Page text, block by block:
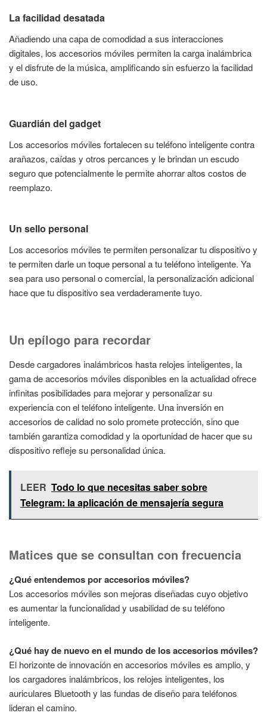
La facilidad desatada
Añadiendo una capa de comodidad a sus interacciones
digitales, los accesorios móviles permiten la carga inalámbrica
y el disfrute de la música, amplificando sin esfuerzo la facilidad
de uso.
Guardián del gadget
Los accesorios móviles fortalecen su teléfono inteligente contra
arañazos, caídas y otros percances y le brindan un escudo
seguro que potencialmente le permite ahorrar altos costos de
reemplazo.
Un sello personal
Los accesorios móviles te permiten personalizar tu dispositivo y
te permiten darle un toque personal a tu teléfono inteligente. Ya
sea para uso personal o comercial, la personalización adicional
hace que tu dispositivo sea verdaderamente tuyo.
Un epílogo para recordar
Desde cargadores inalámbricos hasta relojes inteligentes, la
gama de accesorios móviles disponibles en la actualidad ofrece
infinitas posibilidades para mejorar y personalizar su
experiencia con el teléfono inteligente. Una inversión en
accesorios de calidad no solo promete protección, sino que
también garantiza comodidad y la oportunidad de hacer que su
dispositivo refleje su personalidad única.
LEER Todo lo que necesitas saber sobre
Telegram: la aplicación de mensajería segura
Matices que se consultan con frecuencia
¿Qué entendemos por accesorios móviles?
Los accesorios móviles son mejoras diseñadas cuyo objetivo
es aumentar la funcionalidad y usabilidad de su teléfono
inteligente.
¿Qué hay de nuevo en el mundo de los accesorios móviles?
El horizonte de innovación en accesorios móviles es amplio, y
los cargadores inalámbricos, los relojes inteligentes, los
auriculares Bluetooth y las fundas de diseño para teléfonos
lideran el camino.